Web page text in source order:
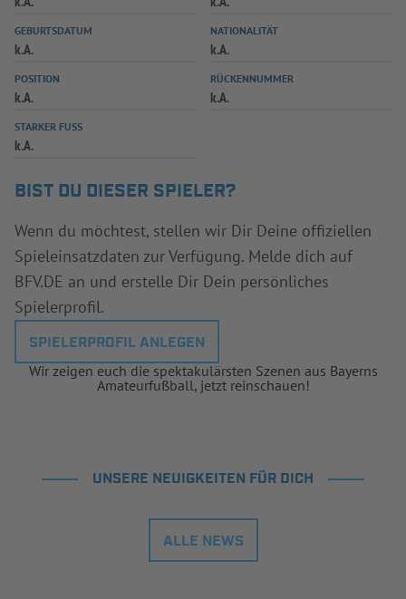
SPIELPLUS
GEBURTSDATUM
k.A.
NATIONALITÄT
k.A.
POSITION
k.A.
RÜCKENNUMMER
k.A.
STARKER FUSS
k.A.
BIST DU DIESER SPIELER?
Wenn du möchtest, stellen wir Dir Deine offiziellen
Spieleinsatzdaten zur Verfügung. Melde dich auf
BFV.DE an und erstelle Dir Dein persönliches
Spielerprofil.
SPIELERPROFIL ANLEGEN
Wir zeigen euch die spektakulärsten Szenen aus Bayerns
Amateurfußball, jetzt reinschauen!
UNSERE NEUIGKEITEN FÜR DICH
ALLE NEWS